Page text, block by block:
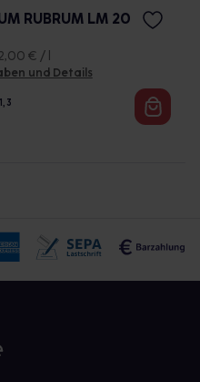
RUBRUM LM 20
€ / l
und Details
1, 3